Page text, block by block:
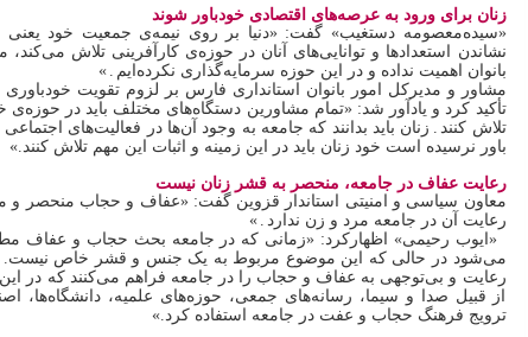
زنان برای ورود به عرصه‌های اقتصادی خودباور شوند
«سیده‌معصومه دستغیب» گفت: «دنیا بر روی نیمه‌ی جمعیت خود یعنی
نشاندن استعدادها و توانایی‌های آنان در حوزه‌ی کارآفرینی تلاش
بانوان اهمیت نداده و در این حوزه سرمایه‌گذاری نکرده‌ایم .
»
مشاور و مدیرکل امور بانوان استانداری فارس بر لزوم تقویت
تأکید کرد و یادآور شد: «تمام مشاورین دستگاه‌های مختلف باید در حوزه‌ی
تلاش کنند . زنان باید بدانند که جامعه به وجود آن‌ها در فعالیت‌های
باور نرسیده است خود زنان باید در این زمینه و اثبات این مهم تلاش کنند.»
رعایت عفاف در جامعه، منحصر به قشر زنان نیست
معاون سیاسی و امنیتی استاندار قزوین گفت: «عفاف و حجاب
رعایت آن در جامعه مرد و زن ندارد .
»
«ایوب رحیمی» اظهارکرد: «زمانی که در جامعه بحث حجاب و عفاف
می‌شود در حالی که این موضوع مربوط به یک جنس و قشر خاص نیست.
رعایت و بی‌توجهی به عفاف و حجاب را در جامعه فراهم می‌کنند که در
از قبیل صدا و سیما، رسانه‌های جمعی، حوزه‌های علمیه،
ترویج فرهنگ حجاب و عفت در جامعه استفاده کرد.»